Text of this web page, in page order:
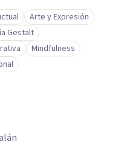
Arte y Expresión
Gestalt
Mindfulness